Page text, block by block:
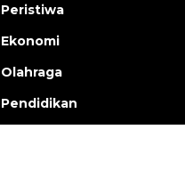
Peristiwa
Ekonomi
Olahraga
Pendidikan